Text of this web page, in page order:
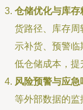
仓储优化与库存
货路径、库存
示补货、预警
低仓储成本，提
风险预警与应急
等外部数据的